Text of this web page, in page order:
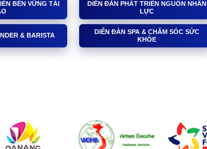
BỀN VỮNG TÁI
DIỄN ĐÀN PHÁT TRIỂN NGUỒN NHÂN
LỰC
& BARISTA
DIỄN ĐÀN SPA & CHĂM SÓC SỨC
KHỎE